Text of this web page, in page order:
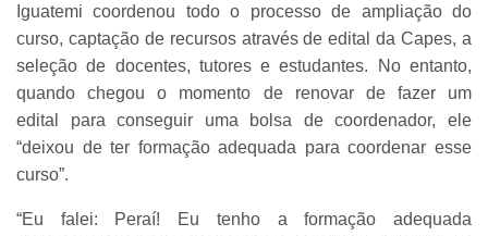
Iguatemi coordenou todo o processo de ampliação do
curso, captação de recursos através de edital da Capes, a
seleção de docentes, tutores e estudantes. No entanto,
quando chegou o momento de renovar de fazer um
edital para conseguir uma bolsa de coordenador, ele
“deixou de ter formação adequada para coordenar esse
curso”.
“Eu falei: Peraí! Eu tenho a formação adequada